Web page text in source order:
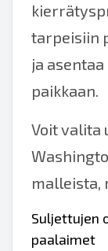
tarpeisiin
ja
paikkaan.
Voit valita
malleista,
Suljettujen
paalaimet